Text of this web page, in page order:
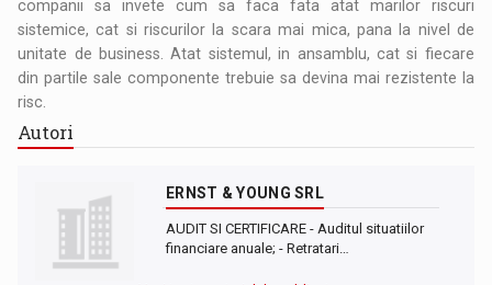
companii sa invete cum sa faca fata atat marilor riscuri
sistemice, cat si riscurilor la scara mai mica, pana la nivel de
unitate de business. Atat sistemul, in ansamblu, cat si fiecare
din partile sale componente trebuie sa devina mai rezistente la
risc.
Autori
ERNST & YOUNG SRL
AUDIT SI CERTIFICARE - Auditul situatiilor
financiare anuale; - Retratari…